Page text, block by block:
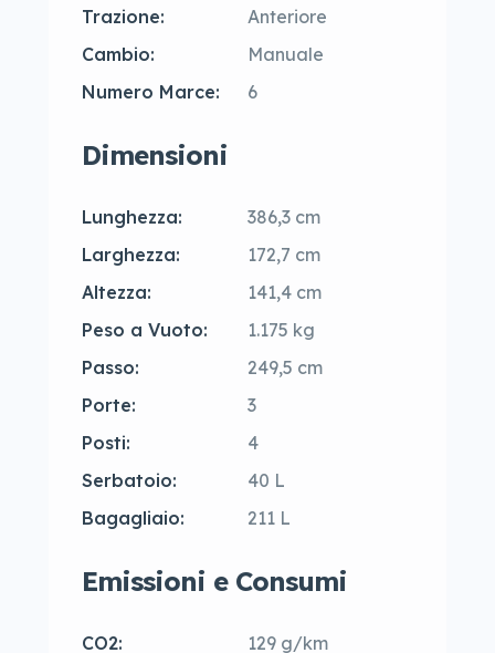
Trazione:
Anteriore
Cambio:
Manuale
Numero Marce:
6
Dimensioni
Lunghezza:
386,3 cm
Larghezza:
172,7 cm
Altezza:
141,4 cm
Peso a Vuoto:
1.175 kg
Passo:
249,5 cm
Porte:
3
Posti:
4
Serbatoio:
40 L
Bagagliaio:
211 L
Emissioni e Consumi
CO2:
129 g/km